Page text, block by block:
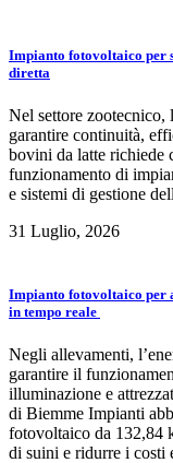
Impianto fotovoltaico per
diretta
Nel settore zootecnico,
garantire continuità,
bovini da latte richiede
funzionamento di
e sistemi di gestione
31 Luglio, 2026
Impianto fotovoltaico per
in tempo reale
Negli allevamenti,
garantire il
illuminazione e
di Biemme Impianti
fotovoltaico da 132,84
di suini e ridurre i costi